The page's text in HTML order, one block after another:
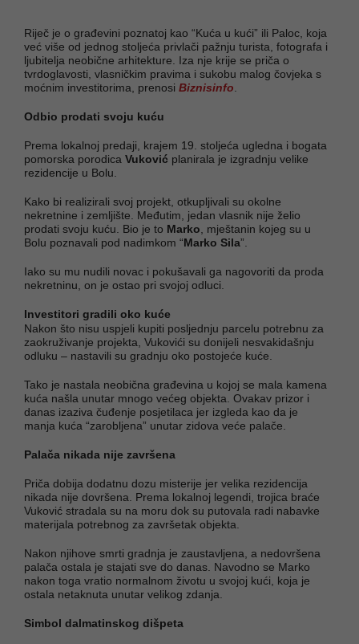
Riječ je o građevini poznatoj kao “Kuća u kući” ili Paloc, koja
već više od jednog stoljeća privlači pažnju turista, fotografa i
ljubitelja neobične arhitekture. Iza nje krije se priča o
tvrdoglavosti, vlasničkim pravima i sukobu malog čovjeka s
moćnim investitorima, prenosi Biznisinfo
Odbio prodati svoju kuću
Prema lokalnoj predaji, krajem 19. stoljeća ugledna i bogata
pomorska porodica Vuković planirala je izgradnju velike
rezidencije u Bolu.
Kako bi realizirali svoj projekt, otkupljivali su okolne
nekretnine i zemljište. Međutim, jedan vlasnik nije želio
prodati svoju kuću. Bio je to Marko , mještanin kojeg su u
Bolu poznavali pod nadimkom “Marko Sila”.
Iako su mu nudili novac i pokušavali ga nagovoriti da proda
nekretninu, on je ostao pri svojoj odluci.
Investitori gradili oko kuće
Nakon što nisu uspjeli kupiti posljednju parcelu potrebnu za
zaokruživanje projekta, Vukovići su donijeli nesvakidašnju
odluku – nastavili su gradnju oko postojeće kuće.
Tako je nastala neobična građevina u kojoj se mala kamena
kuća našla unutar mnogo većeg objekta. Ovakav prizor i
danas izaziva čuđenje posjetilaca jer izgleda kao da je
manja kuća “zarobljena” unutar zidova veće palače.
Palača nikada nije završena
Priča dobija dodatnu dozu misterije jer velika rezidencija
nikada nije dovršena. Prema lokalnoj legendi, trojica braće
Vuković stradala su na moru dok su putovala radi nabavke
materijala potrebnog za završetak objekta.
Nakon njihove smrti gradnja je zaustavljena, a nedovršena
palača ostala je stajati sve do danas. Navodno se Marko
nakon toga vratio normalnom životu u svojoj kući, koja je
ostala netaknuta unutar velikog zdanja.
Simbol dalmatinskog dišpeta